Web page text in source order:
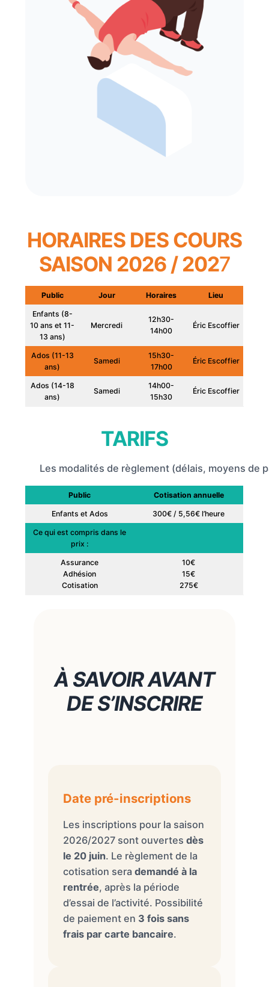
HORAIRES DES COURS
SAISON 2026 / 2027
Public Jour Horaires Lieu
Enfants (8-
10 ans et 11-
13 ans)
Mercredi
12h30-
14h00
Éric Escoffier
Ados (11-13
ans)
Samedi
15h30-
17h00
Éric Escoffier
Ados (14-18
ans)
Samedi
14h00-
15h30
Éric Escoffier
TARIFS
Les modalités de règlement (délais, moyens de
Public Cotisation annuelle
Enfants et Ados 300€ / 5,56€ l’heure
Ce qui est compris dans le
prix :
Assurance
Adhésion
Cotisation
10€
15€
275€
À SAVOIR AVANT
DE S’INSCRIRE
Date pré-inscriptions
Les inscriptions pour la saison
2026/2027 sont ouvertes dès
le 20 juin. Le règlement de la
cotisation sera demandé à la
rentrée, après la période
d’essai de l’activité. Possibilité
de paiement en 3 fois sans
frais par carte bancaire.